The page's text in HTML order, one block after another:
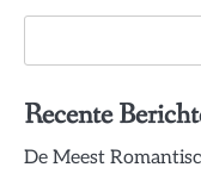
Recente
De Meest